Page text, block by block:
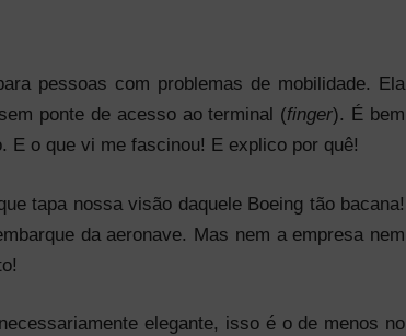
pessoas com problemas de mobilidade. Ela
ponte de acesso ao terminal (finger). É bem
E o que vi me fascinou! E explico por quê!
tapa nossa visão daquele Boeing tão bacana!
da aeronave. Mas nem a empresa nem
elegante, isso é o de menos no